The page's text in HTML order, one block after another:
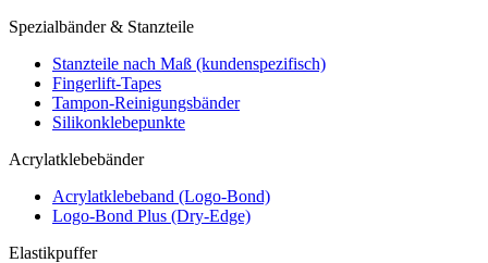
Spezialbänder & Stanzteile
Stanzteile nach Maß (kundenspezifisch)
Fingerlift-Tapes
Tampon-Reinigungsbänder
Silikonklebepunkte
Acrylatklebebänder
Acrylatklebeband (Logo-Bond)
Logo-Bond Plus (Dry-Edge)
Elastikpuffer